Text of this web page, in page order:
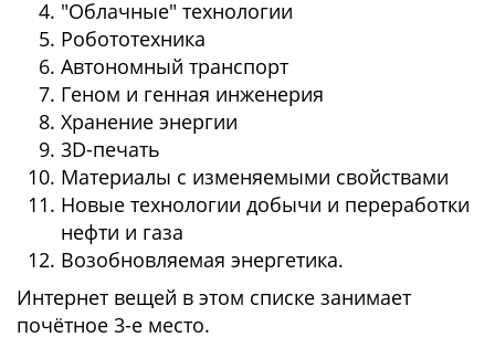
"Облачные" технологии
Робототехника
Автономный транспорт
Геном и генная инженерия
Хранение энергии
3D-печать
Материалы с изменяемыми свойствами
Новые технологии добычи и переработки
нефти и газа
Возобновляемая энергетика.
Интернет вещей в этом списке занимает
почётное 3-е место.